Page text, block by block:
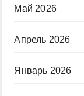
Май 2026
Апрель 2026
Январь 2026